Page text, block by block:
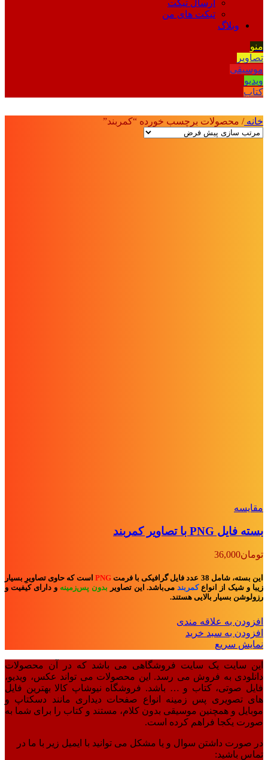
ارسال تیکت
تیکت های من
وبلاگ
منو
تصاویر
موسیقی
ویدیو
کتاب
خانه/ محصولات برچسب خورده “کمربند”
مقايسه
بسته فایل PNG با تصاویر کمربند
تومان36,000
این بسته، شامل 38 عدد فایل گرافیکی با فرمت PNG است که حاوی تصاویرِ بسیار
زیبا و شیک از انواعکمربند می‌باشد. این تصاویر بدون پس‌زمینه ودارای کیفیت و
رزولوشن بسیار بالایی هستند.
افزودن به علاقه مندی
افزودن به سبد خرید
نمایش سریع
این سایت یک سایت فروشگاهی می باشد که در آن محصولات
دانلودی به فروش می رسد. این محصولات می تواند عکس، ویدیو،
فایل صوتی، کتاب و … باشد. فروشگاه نیوشاپ کالا بهترین فایل
های تصویری پس زمینه انواع صفحات دیداری مانند دسکتاپ و
موبایل و همچنین موسیقی بدون کلام، مستند و کتاب را برای شما به
صورت یکجا فراهم کرده است.
در صورت داشتن سوال و یا مشکل می توانید با ایمیل زیر با ما در
تماس باشید: